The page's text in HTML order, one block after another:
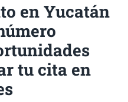
en Yucatán
tu cita en